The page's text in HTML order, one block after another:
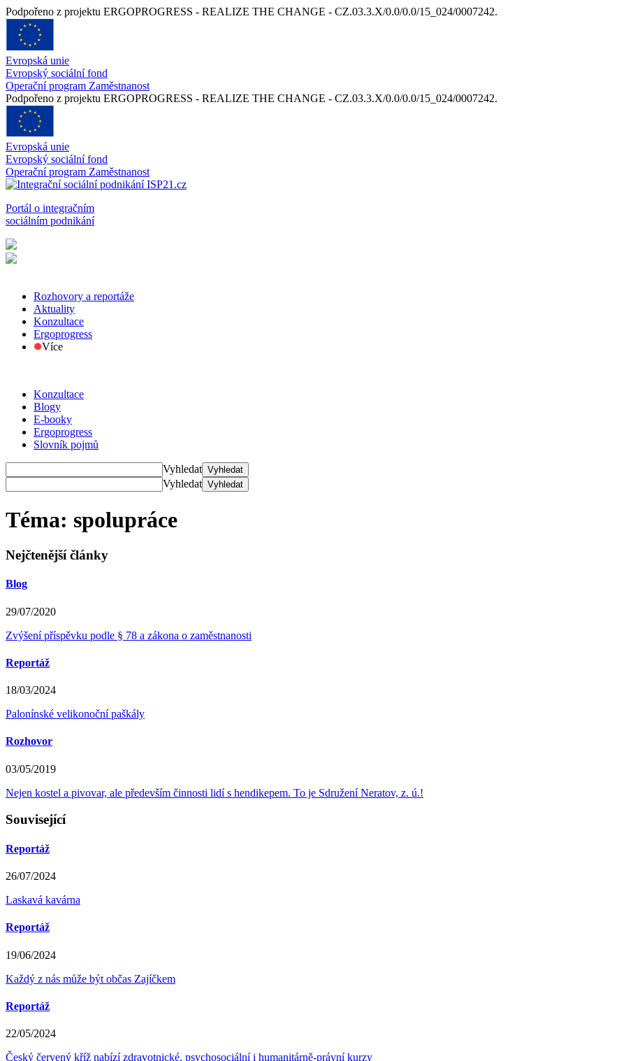
Podpořeno z projektu ERGOPROGRESS - REALIZE THE CHANGE - CZ.03.3.X/0.0/0.0/15_024/0007242.
Evropská unie
Evropský sociální fond
Operační program Zaměstnanost
Podpořeno z projektu ERGOPROGRESS - REALIZE THE CHANGE - CZ.03.3.X/0.0/0.0/15_024/0007242.
Evropská unie
Evropský sociální fond
Operační program Zaměstnanost
Portál o integračním
sociálním podnikání
Rozhovory a reportáže
Aktuality
Konzultace
Ergoprogress
Více
Konzultace
Blogy
E-booky
Ergoprogress
Slovník pojmů
Vyhledat Vyhledat
Vyhledat Vyhledat
Téma: spolupráce
Nejčtenější články
Blog
29/07/2020
Zvýšení příspěvku podle § 78 a zákona o zaměstnanosti
Reportáž
18/03/2024
Palonínské velikonoční paškály
Rozhovor
03/05/2019
Nejen kostel a pivovar, ale především činnosti lidí s hendikepem. To je Sdružení Neratov, z. ú.!
Související
Reportáž
26/07/2024
Laskavá kavárna
Reportáž
19/06/2024
Každý z nás může být občas Zajíčkem
Reportáž
22/05/2024
Český červený kříž nabízí zdravotnické, psychosociální i humanitárně-právní kurzy